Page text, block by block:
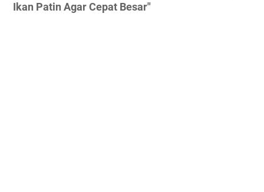
Ikan Patin Agar Cepat Besar"